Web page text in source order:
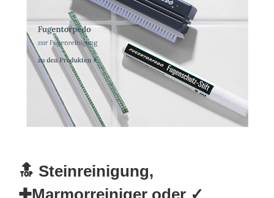
🔝 Steinreinigung,
✚Marmorreiniger oder ✓